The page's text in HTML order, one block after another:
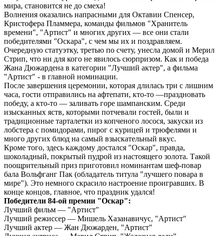
мира, становится не до смеха!
Волнения оказались напрасными для Октавии Спенсер,
Кристофера Пламмера, команды фильмов "Хранитель
времени", "Артист" и многих других — все они стали
победителями "Оскара", с чем мы их и поздравляем.
Очередную статуэтку, третью по счету, унесла домой и Мерил
Стрип, что ни для кого не явилось сюрпризом. Как и победа
Жана Дюжардена в категории "Лучший актер", а фильма
"Артист" - в главной номинации.
После завершения церемонии, которая длилась три с лишним
часа, гости отправились на афтепати, кто-то —праздновать
победу, а кто-то ― заливать горе шампанским. Среди
изысканных яств, которыми потчевали гостей, были и
традиционные тарталетки из копченого лосося, закуски из
лобстера с помидорами, пирог с курицей и трюфелями и
много других блюд на самый взыскательный вкус.
Кроме того, здесь каждому достался "Оскар", правда,
шоколадный, покрытый пудрой из настоящего золота. Такой
поощрительный приз приготовил номинантам шеф-повар
бала Вольфганг Пак (обладатель титула "лучшего повара в
мире"). Это немного скрасило настроение проигравших. В
конце концов, главное, что праздник удался!
Победители 84-ой премии "Оскар":
Лучший фильм — "Артист"
Лучший режиссер — Мишель Хазанавичус, "Артист"
Лучший актер — Жан Дюжарден, "Артист"